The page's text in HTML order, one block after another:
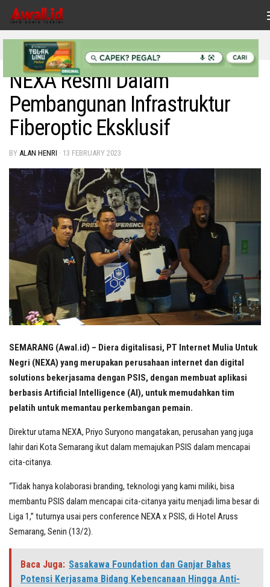
Skip to content
INDONESIAKU/TEKNOLOGI
NEXA Resmi Dalam
Pembangunan Infrastruktur
Fiberoptic Eksklusif
BY ALAN HENRI · 13 FEBRUARY 2023
SEMARANG (Awal.id) – Diera digitalisasi, PT Internet Mulia Untuk
Negri (NEXA) yang merupakan perusahaan internet dan digital
solutions bekerjasama dengan PSIS, dengan membuat aplikasi
berbasis Artificial Intelligence (AI), untuk memudahkan tim
pelatih untuk memantau perkembangan pemain.
Direktur utama NEXA, Priyo Suryono mangatakan, perusahan yang juga
lahir dari Kota Semarang ikut dalam memajukan PSIS dalam mencapai
cita-citanya.
“Tidak hanya kolaborasi branding, teknologi yang kami miliki, bisa
membantu PSIS dalam mencapai cita-citanya yaitu menjadi lima besar di
Liga 1,” tuturnya usai pers conference NEXA x PSIS, di Hotel Aruss
Semarang, Senin (13/2).
Baca Juga: Sasakawa Foundation dan Ganjar Bahas
Potensi Kerjasama Bidang Kebencanaan Hingga Anti-